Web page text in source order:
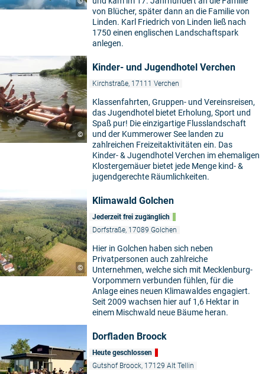
von Blücher, später dann an die Familie von
Linden. Karl Friedrich von Linden ließ nach
1750 einen englischen Landschaftspark
anlegen.
©
Kinder- und Jugendhotel Verchen
Kirchstraße, 17111 Verchen
Klassenfahrten, Gruppen- und Vereinsreisen,
das Jugendhotel bietet Erholung, Sport und
Spaß pur! Die einzigartige Flusslandschaft
und der Kummerower See landen zu
zahlreichen Freizeitaktivitäten ein. Das
Kinder- & Jugendhotel Verchen im ehemaligen
Klostergemäuer bietet jede Menge kind- &
jugendgerechte Räumlichkeiten.
©
Klimawald Golchen
Jederzeit frei zugänglich
Dorfstraße, 17089 Golchen
Hier in Golchen haben sich neben
Privatpersonen auch zahlreiche
Unternehmen, welche sich mit Mecklenburg-
Vorpommern verbunden fühlen, für die
Anlage eines neuen Klimawaldes engagiert.
Seit 2009 wachsen hier auf 1,6 Hektar in
einem Mischwald neue Bäume heran.
Dorfladen Broock
Heute geschlossen
Gutshof Broock, 17129 Alt Tellin